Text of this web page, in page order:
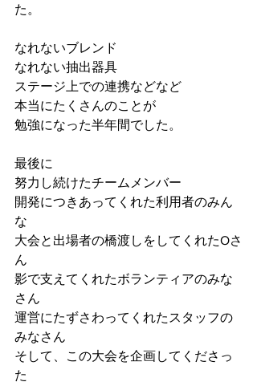
た。
なれないブレンド
なれない抽出器具
ステージ上での連携などなど
本当にたくさんのことが
勉強になった半年間でした。
最後に
努力し続けたチームメンバー
開発につきあってくれた利用者のみん
な
大会と出場者の橋渡しをしてくれたOさ
ん
影で支えてくれたボランティアのみな
さん
運営にたずさわってくれたスタッフの
みなさん
そして、この大会を企画してくださっ
た